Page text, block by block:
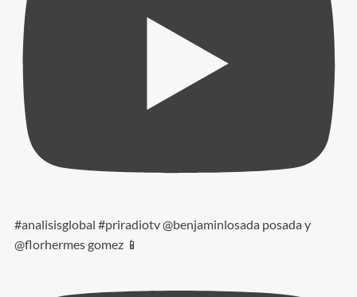
#analisisglobal #priradiotv @benjaminlosada posada y
@florhermes gomez 📱